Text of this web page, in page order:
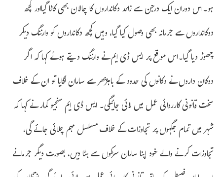
ہو۔اس دوران ایک درجن سے زائد دکانداروں کا چالان بھی کاٹا گیااور کچھ
دوکانداروں سے جرمانہ بھی وصول کیا گیا، وہیں کچھ دکانداروں کو وارننگ دیکر
چھوڑ دیا گیا۔اس موقع پر ایس ڈی ایم نے وارننگ دیتے ہوئے کہا کہ اگر
دوکان داروں نے دکانوں کی حدود کے باہرپھر سے سامان لگایا تو ان کے خلاف
سخت قانونی کارروائی عمل میں لائی جائیگی۔ ایس ڈی ایم سنجیو کمار نے کہا کہ
شہر میں تمام جگہوں پر تجاوزات کے خلاف مسلسل مہم چلائی جائے گی،
تجاوزات کرنے والے خود اپنا سامان سڑکوں سے ہٹا دیں، بصورت دیگر جرمانے